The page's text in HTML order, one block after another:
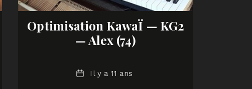
Optimisation KawaÏ — KG2
— Alex (74)
DateIl y a 11 ans